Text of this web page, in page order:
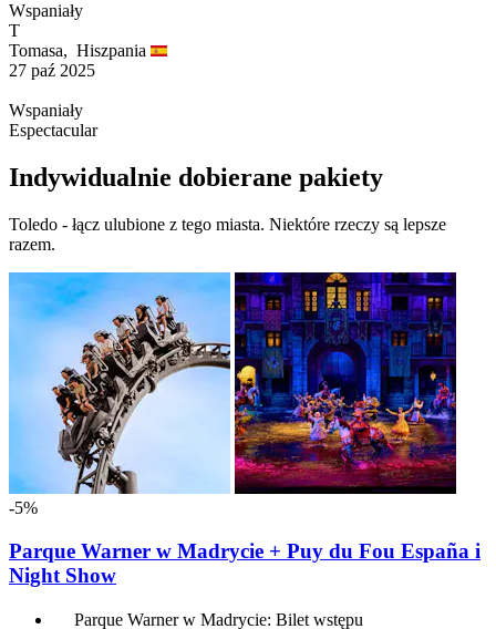
Wspaniały
T
Tomasa, Hiszpania
27 paź 2025
Wspaniały
Espectacular
Indywidualnie dobierane pakiety
Toledo - łącz ulubione z tego miasta. Niektóre rzeczy są lepsze
razem.
-5%
Parque Warner w Madrycie + Puy du Fou España i
Night Show
Parque Warner w Madrycie: Bilet wstępu